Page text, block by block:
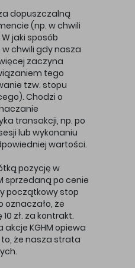
dopuszczalną
(np. w chwili
jaki sposób
chwili gdy nasza
zaczyna
tego
tzw. stopu
Chodzi o
transakcji, np. po
lub wykonaniu
wartości.
pozycję w
sprzedaną po cenie
początkowy stop
oznaczało, że
zł. za kontrakt.
KGHM opiewa
że nasza strata